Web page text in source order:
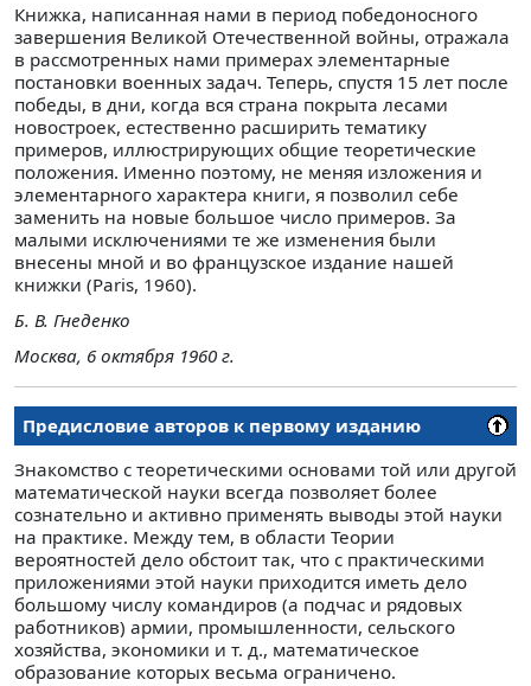
Книжка, написанная нами в период победоносного
завершения Великой Отечественной войны, отражала
в рассмотренных нами примерах элементарные
постановки военных задач. Теперь, спустя 15 лет после
победы, в дни, когда вся страна покрыта лесами
новостроек, естественно расширить тематику
примеров, иллюстрирующих общие теоретические
положения. Именно поэтому, не меняя изложения и
элементарного характера книги, я позволил себе
заменить на новые большое число примеров. За
малыми исключениями те же изменения были
внесены мной и во французское издание нашей
книжки (Paris, 1960).
Б. В. Гнеденко
Москва, 6 октября 1960 г.
Предисловие авторов к первому изданию
Знакомство с теоретическими основами той или другой
математической науки всегда позволяет более
сознательно и активно применять выводы этой науки
на практике. Между тем, в области Теории
вероятностей дело обстоит так, что с практическими
приложениями этой науки приходится иметь дело
большому числу командиров (а подчас и рядовых
работников) армии, промышленности, сельского
хозяйства, экономики и т. д., математическое
образование которых весьма ограничено.